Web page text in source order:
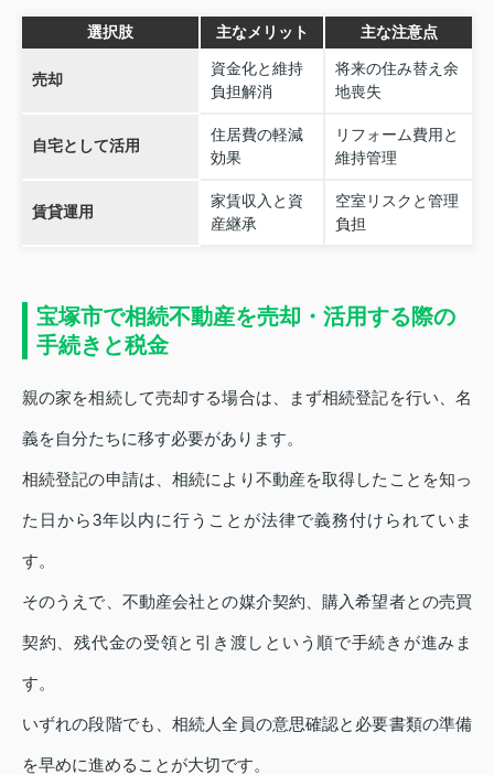
選択肢 主なメリット 主な注意点
売却
資金化と維持
負担解消
将来の住み替え余
地喪失
自宅として活用
住居費の軽減
効果
リフォーム費用と
維持管理
賃貸運用
家賃収入と資
産継承
空室リスクと管理
負担
宝塚市で相続不動産を売却・活用する際の
手続きと税金
親の家を相続して売却する場合は、まず相続登記を行い、名
義を自分たちに移す必要があります。
相続登記の申請は、相続により不動産を取得したことを知っ
た日から3年以内に行うことが法律で義務付けられていま
す。
そのうえで、不動産会社との媒介契約、購入希望者との売買
契約、残代金の受領と引き渡しという順で手続きが進みま
す。
いずれの段階でも、相続人全員の意思確認と必要書類の準備
を早めに進めることが大切です。